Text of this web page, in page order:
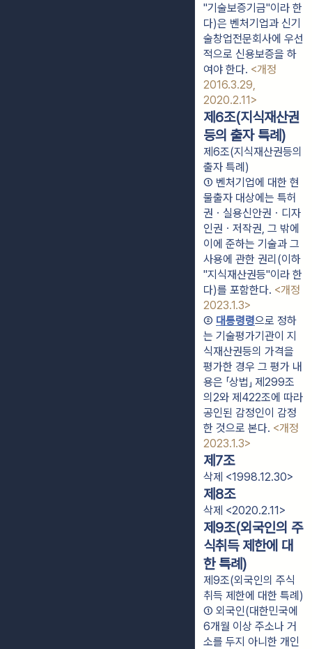
"기술보증기금"이라 한
다)은 벤처기업과 신기
술창업전문회사에 우선
적으로 신용보증을 하
여야 한다. <개정
2016.3.29,
2020.2.11>
제6조(지식재산권
등의 출자 특례)
제6조(지식재산권등의
출자 특례)
① 벤처기업에 대한 현
물출자 대상에는 특허
권ㆍ실용신안권ㆍ디자
인권ㆍ저작권, 그 밖에
이에 준하는 기술과 그
사용에 관한 권리(이하
"지식재산권등"이라 한
다)를 포함한다. <개정
2023.1.3>
② 대통령령으로 정하
는 기술평가기관이 지
식재산권등의 가격을
평가한 경우 그 평가 내
용은 「상법」 제299조
의2와 제422조에 따라
공인된 감정인이 감정
한 것으로 본다. <개정
2023.1.3>
제7조
삭제 <1998.12.30>
제8조
삭제 <2020.2.11>
제9조(외국인의 주
식취득 제한에 대
한 특례)
제9조(외국인의 주식
취득 제한에 대한 특례)
① 외국인(대한민국에
6개월 이상 주소나 거
소를 두지 아니한 개인